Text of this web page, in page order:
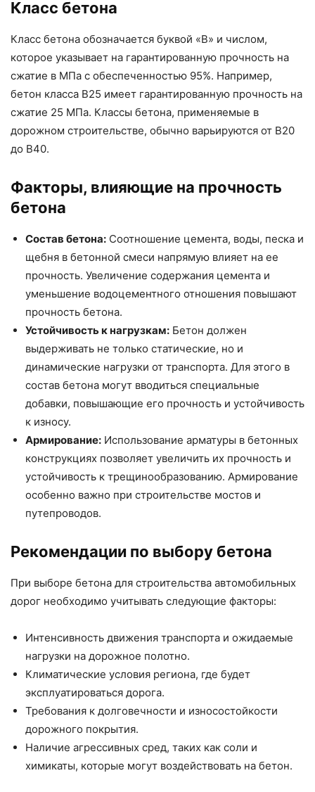
Класс бетона
Класс бетона обозначается буквой «В» и числом,
которое указывает на гарантированную прочность на
сжатие в МПа с обеспеченностью 95%. Например,
бетон класса В25 имеет гарантированную прочность на
сжатие 25 МПа. Классы бетона, применяемые в
дорожном строительстве, обычно варьируются от В20
до В40.
Факторы, влияющие на прочность
бетона
Состав бетона: Соотношение цемента, воды, песка и
щебня в бетонной смеси напрямую влияет на ее
прочность. Увеличение содержания цемента и
уменьшение водоцементного отношения повышают
прочность бетона.
Устойчивость к нагрузкам: Бетон должен
выдерживать не только статические, но и
динамические нагрузки от транспорта. Для этого в
состав бетона могут вводиться специальные
добавки, повышающие его прочность и устойчивость
к износу.
Армирование: Использование арматуры в бетонных
конструкциях позволяет увеличить их прочность и
устойчивость к трещинообразованию. Армирование
особенно важно при строительстве мостов и
путепроводов.
Рекомендации по выбору бетона
При выборе бетона для строительства автомобильных
дорог необходимо учитывать следующие факторы:
Интенсивность движения транспорта и ожидаемые
нагрузки на дорожное полотно.
Климатические условия региона, где будет
эксплуатироваться дорога.
Требования к долговечности и износостойкости
дорожного покрытия.
Наличие агрессивных сред, таких как соли и
химикаты, которые могут воздействовать на бетон.